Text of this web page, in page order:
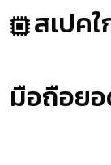
สเปค
มือถือย